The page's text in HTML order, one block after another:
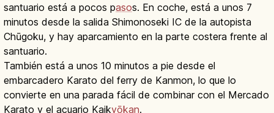
santuario está a pocos pasos. En coche, está a unos 7
minutos desde la salida Shimonoseki IC de la autopista
Chūgoku, y hay aparcamiento en la parte costera frente al
santuario.
También está a unos 10 minutos a pie desde el
embarcadero Karato del ferry de Kanmon, lo que lo
convierte en una parada fácil de combinar con el Mercado
Karato y el acuario Kaikyōkan.